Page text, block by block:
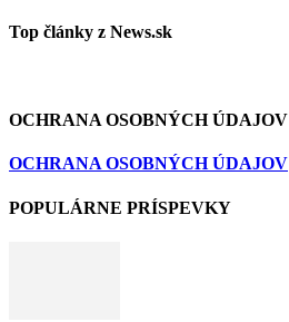
Top články z News.sk
OCHRANA OSOBNÝCH ÚDAJOV
OCHRANA OSOBNÝCH ÚDAJOV
POPULÁRNE PRÍSPEVKY